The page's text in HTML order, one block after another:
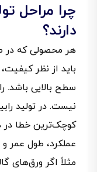
چرا مراحل
دارند؟
هر محصولی که در
باید از نظر
سطح بالایی باشد.
نیست. در تولید
کوچک‌ترین خطا در
عملکرد، طول عمر
مثلاً اگر ورق‌های